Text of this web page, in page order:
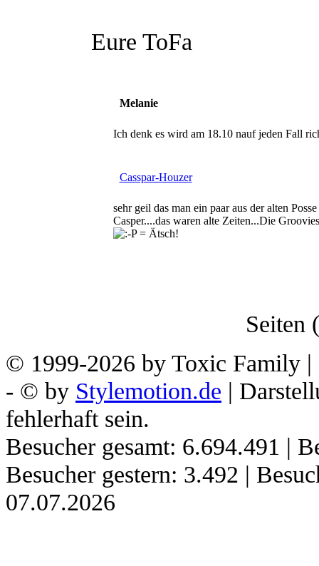
Eure ToFa
Melanie
Ich denk es wird am 18.10 nauf jeden Fall
Casspar-Houzer
sehr geil das man ein paar aus der alten
Casper....das waren alte Zeiten...Die
Seiten
© 1999-2026 by Toxic Family |
- © by Stylemotion.de |
fehlerhaft sein.
Besucher gesamt: 6.694.491 |
Besucher gestern: 3.492 |
07.07.2026